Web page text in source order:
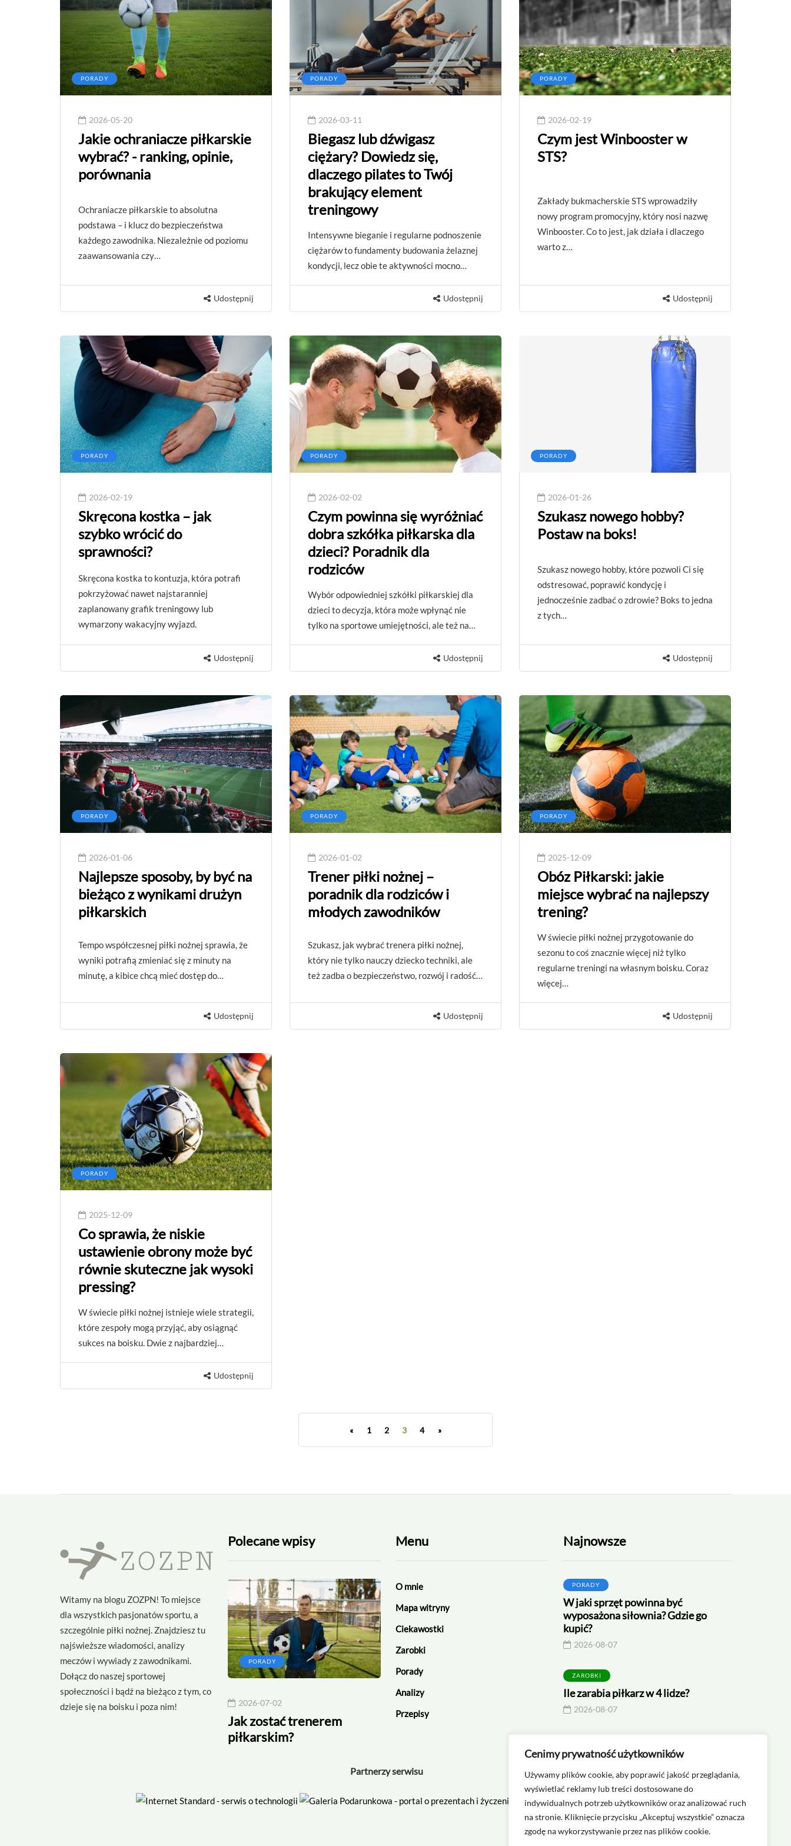
Cenimy prywatność użytkowników
Używamy plików cookie, aby poprawić jakość przeglądania,
wyświetlać reklamy lub treści dostosowane do
indywidualnych potrzeb użytkowników oraz analizować ruch
na stronie. Kliknięcie przycisku „Akceptuj wszystkie” oznacza
zgodę na wykorzystywanie przez nas plików cookie.
PORADY
2026-05-20
Jakie ochraniacze piłkarskie
wybrać? - ranking, opinie,
porównania
Ochraniacze piłkarskie to absolutna
podstawa – i klucz do bezpieczeństwa
każdego zawodnika. Niezależnie od poziomu
zaawansowania czy…
Udostępnij
PORADY
2026-03-11
Biegasz lub dźwigasz
ciężary? Dowiedz się,
dlaczego pilates to Twój
brakujący element
treningowy
Intensywne bieganie i regularne podnoszenie
ciężarów to fundamenty budowania żelaznej
kondycji, lecz obie te aktywności mocno…
Udostępnij
PORADY
2026-02-19
Czym jest Winbooster w
STS?
Zakłady bukmacherskie STS wprowadziły
nowy program promocyjny, który nosi nazwę
Winbooster. Co to jest, jak działa i dlaczego
warto z…
Udostępnij
PORADY
2026-02-19
Skręcona kostka – jak
szybko wrócić do
sprawności?
Skręcona kostka to kontuzja, która potrafi
pokrzyżować nawet najstaranniej
zaplanowany grafik treningowy lub
wymarzony wakacyjny wyjazd.
Udostępnij
PORADY
2026-02-02
Czym powinna się wyróżniać
dobra szkółka piłkarska dla
dzieci? Poradnik dla
rodziców
Wybór odpowiedniej szkółki piłkarskiej dla
dzieci to decyzja, która może wpłynąć nie
tylko na sportowe umiejętności, ale też na…
Udostępnij
PORADY
2026-01-26
Szukasz nowego hobby?
Postaw na boks!
Szukasz nowego hobby, które pozwoli Ci się
odstresować, poprawić kondycję i
jednocześnie zadbać o zdrowie? Boks to jedna
z tych…
Udostępnij
PORADY
2026-01-06
Najlepsze sposoby, by być na
bieżąco z wynikami drużyn
piłkarskich
Tempo współczesnej piłki nożnej sprawia, że
wyniki potrafią zmieniać się z minuty na
minutę, a kibice chcą mieć dostęp do…
Udostępnij
PORADY
2026-01-02
Trener piłki nożnej –
poradnik dla rodziców i
młodych zawodników
Szukasz, jak wybrać trenera piłki nożnej,
który nie tylko nauczy dziecko techniki, ale
też zadba o bezpieczeństwo, rozwój i radość…
Udostępnij
PORADY
2025-12-09
Obóz Piłkarski: jakie
miejsce wybrać na najlepszy
trening?
W świecie piłki nożnej przygotowanie do
sezonu to coś znacznie więcej niż tylko
regularne treningi na własnym boisku. Coraz
więcej…
Udostępnij
PORADY
2025-12-09
Co sprawia, że niskie
ustawienie obrony może być
równie skuteczne jak wysoki
pressing?
W świecie piłki nożnej istnieje wiele strategii,
które zespoły mogą przyjąć, aby osiągnąć
sukces na boisku. Dwie z najbardziej…
Udostępnij
« 1 2 3 4 »
Witamy na blogu ZOZPN! To miejsce
dla wszystkich pasjonatów sportu, a
szczególnie piłki nożnej. Znajdziesz tu
najświeższe wiadomości, analizy
meczów i wywiady z zawodnikami.
Dołącz do naszej sportowej
społeczności i bądź na bieżąco z tym, co
dzieje się na boisku i poza nim!
Polecane wpisy
CIEKAWOSTKI
2026-07-24
PORADY
2026-07-02
Jak zostać trenerem
piłkarskim?
Rekord bramek w jednym
Menu
O mnie
Mapa witryny
Ciekawostki
Zarobki
Porady
Analizy
Przepisy
Najnowsze
PORADY
W jaki sprzęt powinna być
wyposażona siłownia? Gdzie go
kupić?
2026-08-07
ZAROBKI
Ile zarabia piłkarz w 4 lidze?
2026-08-07
Partnerzy serwisu